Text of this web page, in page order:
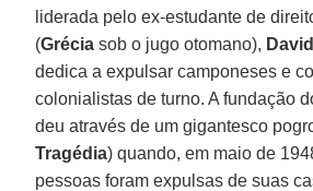
liderada pelo ex-estudante de
(Grécia sob o jugo otomano),
dedica a expulsar camponeses e
colonialistas de turno. A fundação
deu através de um gigantesco
Tragédia) quando, em maio de
pessoas foram expulsas de suas